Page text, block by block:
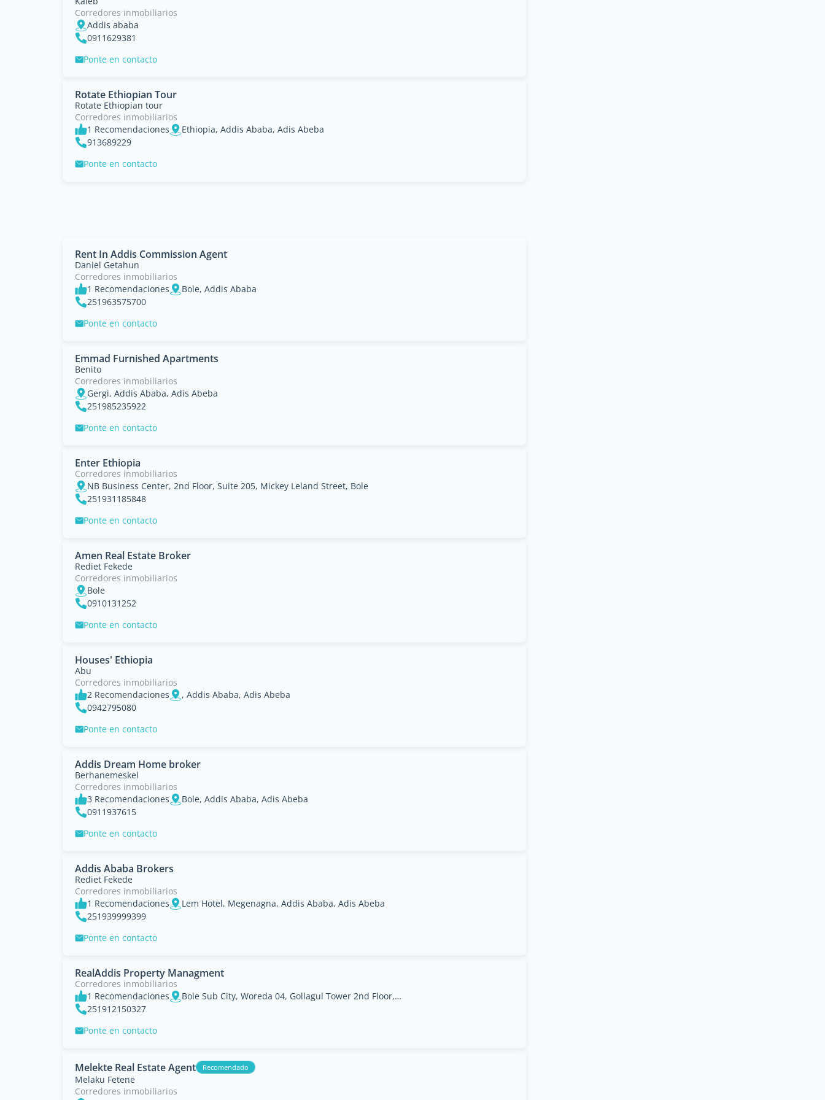
Corredores inmobiliarios
Addis ababa
0911629381
Ponte en contacto
Rotate Ethiopian Tour
Rotate Ethiopian tour
Corredores inmobiliarios
1 Recomendaciones
Ethiopia, Addis Ababa, Adis Abeba
913689229
Ponte en contacto
Rent In Addis Commission Agent
Daniel Getahun
Corredores inmobiliarios
1 Recomendaciones
Bole, Addis Ababa
251963575700
Ponte en contacto
Emmad Furnished Apartments
Benito
Corredores inmobiliarios
Gergi, Addis Ababa, Adis Abeba
251985235922
Ponte en contacto
Enter Ethiopia
Corredores inmobiliarios
NB Business Center, 2nd Floor, Suite 205, Mickey Leland Street, Bole
251931185848
Ponte en contacto
Amen Real Estate Broker
Rediet Fekede
Corredores inmobiliarios
Bole
0910131252
Ponte en contacto
Houses' Ethiopia
Abu
Corredores inmobiliarios
2 Recomendaciones
, Addis Ababa, Adis Abeba
0942795080
Ponte en contacto
Addis Dream Home broker
Berhanemeskel
Corredores inmobiliarios
3 Recomendaciones
Bole, Addis Ababa, Adis Abeba
0911937615
Ponte en contacto
Addis Ababa Brokers
Rediet Fekede
Corredores inmobiliarios
1 Recomendaciones
Lem Hotel, Megenagna, Addis Ababa, Adis Abeba
251939999399
Ponte en contacto
RealAddis Property Managment
Corredores inmobiliarios
1 Recomendaciones
Bole Sub City, Woreda 04, Gollagul Tower 2nd Floor, Office 211.
251912150327
Ponte en contacto
Melekte Real Estate Agent Recomendado
Melaku Fetene
Corredores inmobiliarios